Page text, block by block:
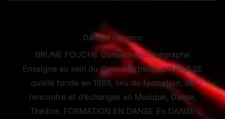
Danse Flamenco
BRUNE FOUCHÉ Danseuse–chorégraphe
Enseigne au sein du Centre Artistique IMPULSE
qu’elle fonde en 1986, lieu de formation, de
rencontre et d’échanges en Musique, Danse,
Théâtre. FORMATION EN DANSE En DANSE